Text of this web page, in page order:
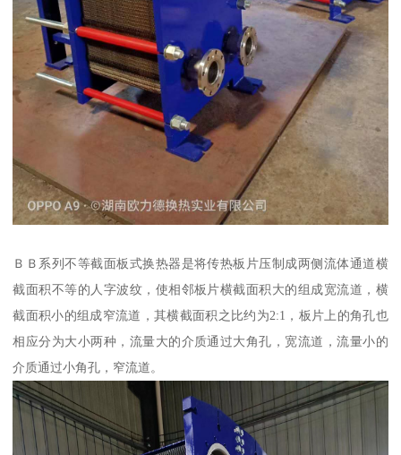
ＢＢ系列不等截面板式换热器是将传热板片压制成两侧流体通道横
截面积不等的人字波纹，使相邻板片横截面积大的组成宽流道，横
截面积小的组成窄流道，其横截面积之比约为2:1，板片上的角孔也
相应分为大小两种，流量大的介质通过大角孔，宽流道，流量小的
介质通过小角孔，窄流道。